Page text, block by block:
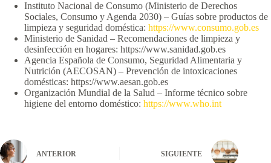
Instituto Nacional de Consumo (Ministerio de Derechos
Sociales, Consumo y Agenda 2030) – Guías sobre productos de
limpieza y seguridad doméstica: https://www.consumo.gob.es
Ministerio de Sanidad – Recomendaciones de limpieza y
desinfección en hogares: https://www.sanidad.gob.es
Agencia Española de Consumo, Seguridad Alimentaria y
Nutrición (AECOSAN) – Prevención de intoxicaciones
domésticas: https://www.aesan.gob.es
Organización Mundial de la Salud – Informe técnico sobre
higiene del entorno doméstico: https://www.who.int
ANTERIOR SIGUIENTE